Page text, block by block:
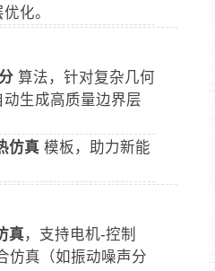
化。
算法，针对复杂几何
生成高质量边界层
仿真模板，助力新能
真，支持电机-控制
仿真（如振动噪声分